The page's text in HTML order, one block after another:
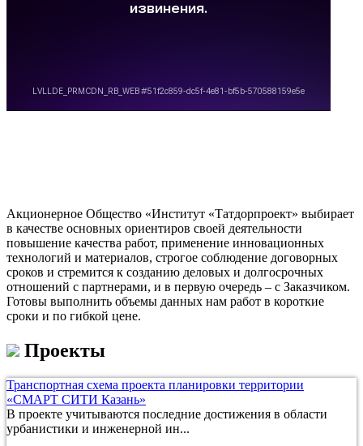
Акционерное Общество «Институт «Татдорпроект» выбирает
в качестве основных ориентиров своей деятельности
повышение качества работ, применение инновационных
технологий и материалов, строгое соблюдение договорных
сроков и стремится к созданию деловых и долгосрочных
отношений с партнерами, и в первую очередь – с Заказчиком.
Готовы выполнить объемы данных нам работ в короткие
сроки и по гибкой цене.
Проекты
Транспортная схема проекта планировки территории
«СМАРТ СИТИ Казань»
В проекте учитываются последние достижения в области
урбанистики и инженерной ин...